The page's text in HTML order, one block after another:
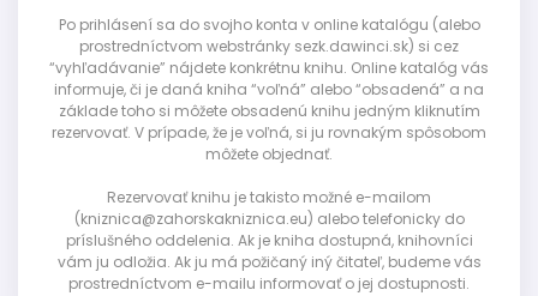
Po prihlásení sa do svojho konta v online katalógu (alebo
prostredníctvom webstránky sezk.dawinci.sk) si cez
“vyhľadávanie” nájdete konkrétnu knihu. Online katalóg vás
informuje, či je daná kniha “voľná” alebo “obsadená” a na
základe toho si môžete obsadenú knihu jedným kliknutím
rezervovať. V prípade, že je voľná, si ju rovnakým spôsobom
môžete objednať.
Rezervovať knihu je takisto možné e-mailom
(kniznica@zahorskakniznica.eu) alebo telefonicky do
príslušného oddelenia. Ak je kniha dostupná, knihovníci
vám ju odložia. Ak ju má požičaný iný čitateľ, budeme vás
prostredníctvom e-mailu informovať o jej dostupnosti.